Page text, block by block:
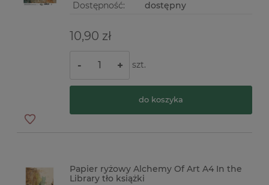
Dostępność: dostępny
10,90 zł
- + szt.
do koszyka
Papier ryżowy Alchemy Of Art A4 In the
Library tło książki